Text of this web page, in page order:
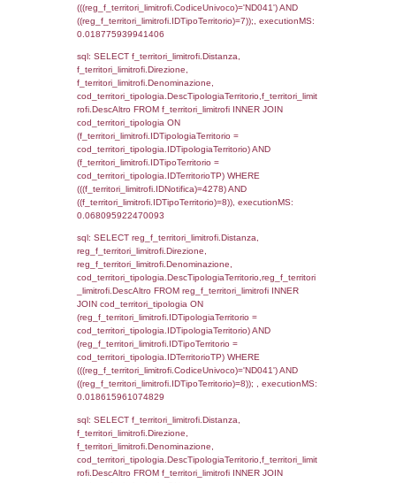
(f_territori_limitrofi.IDTipologiaTerritorio =
cod_territori_tipologia.IDTipologiaTerritorio)
(f_territori_limitrofi.IDTipoTerritorio =
cod_territori_tipologia.IDTerritorioTP)
(((f_territori_limitrofi.IDNotifica)=4278) AND
((f_territori_limitrofi.IDTipoTerritorio)=2)),
0.068475961685181
sql: SELECT f_territori_limitrofi.Distanza,
f_territori_limitrofi.Direzione,
f_territori_limitrofi.Denominazione,
f_territori_limitrofi.DescAltro FROM
JOIN cod_territori_tipologia ON
(f_territori_limitrofi.IDTipologiaTerritorio =
cod_territori_tipologia.IDTipologiaTerritorio)
(f_territori_limitrofi.IDTipoTerritorio =
cod_territori_tipologia.IDTerritorioTP)
(((f_territori_limitrofi.IDNotifica)=4278) AND
((f_territori_limitrofi.IDTipoTerritorio)=3)),
0.069872140884399
sql: SELECT f_territori_limitrofi.Distanza,
f_territori_limitrofi.Direzione,